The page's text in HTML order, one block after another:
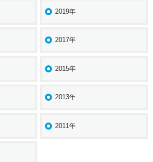
2019年
2017年
2015年
2013年
2011年